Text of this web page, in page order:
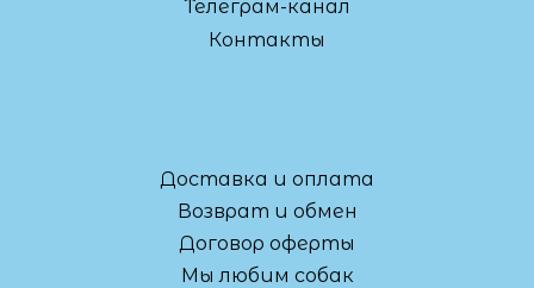
Телеграм-канал
Контакты
Доставка и оплата
Возврат и обмен
Договор оферты
Мы любим собак